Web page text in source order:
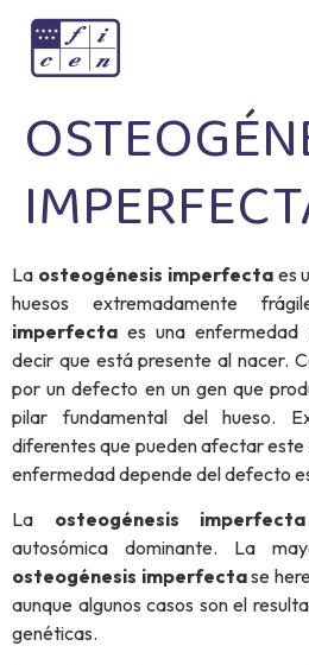
La osteogénesis imperfectaes
huesos extremadamente
imperfecta es una enfermedad
decir que está presente al nacer.
por un defecto en un gen que
pilar fundamental del hueso.
diferentes que pueden afectar
enfermedad depende del defecto
La osteogénesis imperfecta
autosómica dominante. La
osteogénesis imperfectase
aunque algunos casos son el
genéticas.